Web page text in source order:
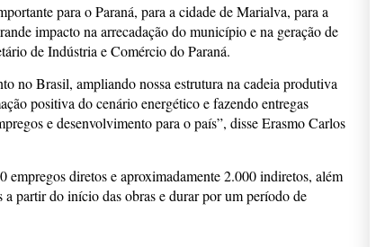
para o Paraná, para a cidade de Marialva, para a
impacto na arrecadação do município e na geração de
de Indústria e Comércio do Paraná.
no Brasil, ampliando nossa estrutura na cadeia produtiva
positiva do cenário energético e fazendo entregas
e desenvolvimento para o país”, disse Erasmo Carlos
diretos e aproximadamente 2.000 indiretos, além
a partir do início das obras e durar por um período de